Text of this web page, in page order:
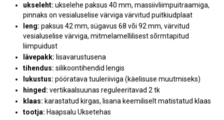
ukseleht: ukselehe paksus 40 mm, massiivliimpuitraamiga,
pinnaks on vesialuselise värviga värvitud puitkiudplaat
leng: paksus 42 mm, sügavus 68 või 92 mm, värvitud
vesialuselise värviga, mitmelamellilisest sõrmtapitud
liimpuidust
lävepakk: lisavarustusena
tihendus: silikoontihendid lengis
lukustus: pööratava tuuleriiviga (käelisuse muutmiseks)
hinged: vertikaalsuunas reguleeritavad 2 tk
klaas: karastatud kirgas, lisana keemiliselt matistatud klaas
tootja: Haapsalu Uksetehas